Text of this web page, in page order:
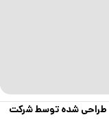
طراحی شده توسط شرکت